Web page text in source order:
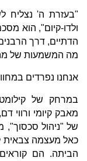
"בעזרת ה' נצליח
ולדו-קיום", הוא
הדתיים, דרך
מה המשמעות של
אנחנו נפרדים
במרחק של
מאבק קיומי ורווי
של "ניהול סכסוך",
כאל מעצמה צבאית
הביתה. הם